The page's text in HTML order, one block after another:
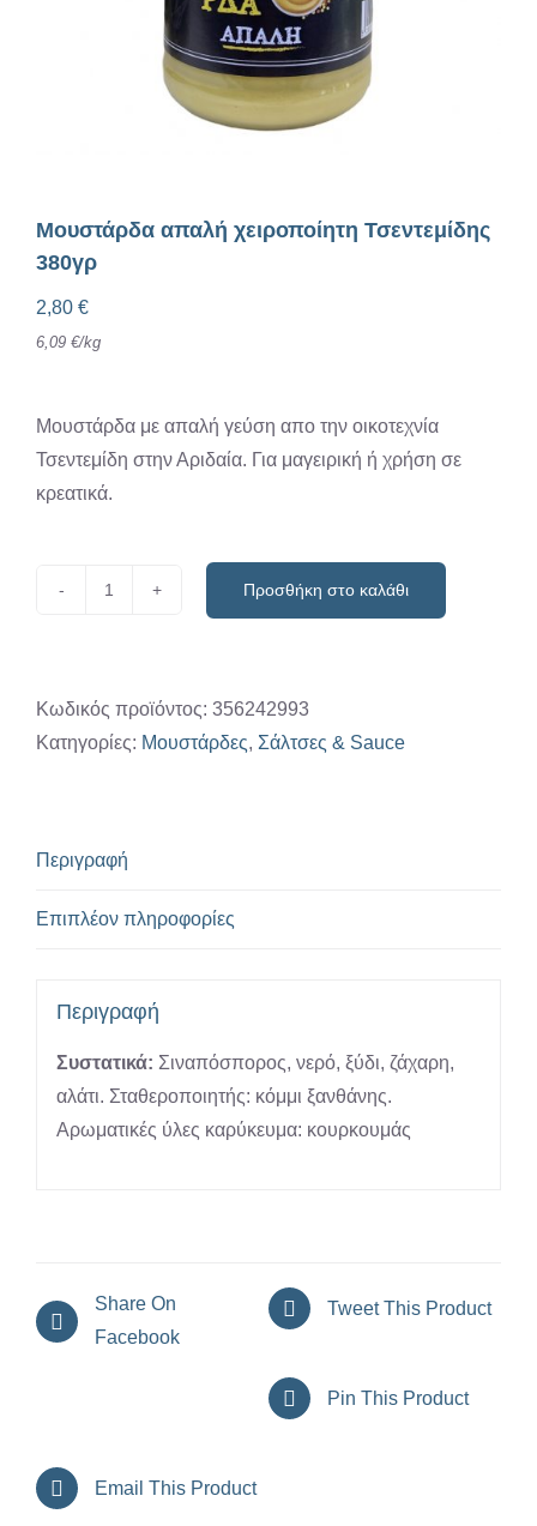
Μουστάρδα απαλή χειροποίητη Τσεντεμίδης
380γρ
2,80 €
6,09 €/kg
Μουστάρδα με απαλή γεύση απο την οικοτεχνία
Τσεντεμίδη στην Αριδαία. Για μαγειρική ή χρήση σε
κρεατικά.
Τσεντεμίδης
380γρ
Προσθήκη στο καλάθι
Κωδικός προϊόντος: 356242993
Κατηγορίες: Μουστάρδες, Σάλτσες & Sauce
Περιγραφή
Επιπλέον πληροφορίες
Περιγραφή
Συστατικά: Σιναπόσπορος, νερό, ξύδι, ζάχαρη,
αλάτι. Σταθεροποιητής: κόμμι ξανθάνης.
Αρωματικές ύλες καρύκευμα: κουρκουμάς
Share On
Facebook
Tweet This Product
Pin This Product
Email This Product